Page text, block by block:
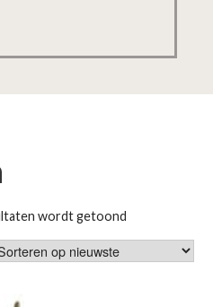
wordt getoondGesorteerd
op
nieuwste